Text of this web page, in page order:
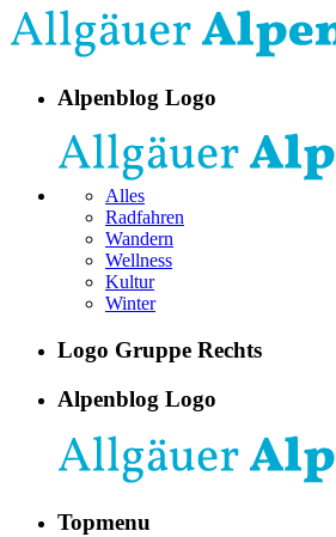
Alpenblog Logo
Alles
Radfahren
Wandern
Wellness
Kultur
Winter
Logo Gruppe Rechts
Alpenblog Logo
Topmenu